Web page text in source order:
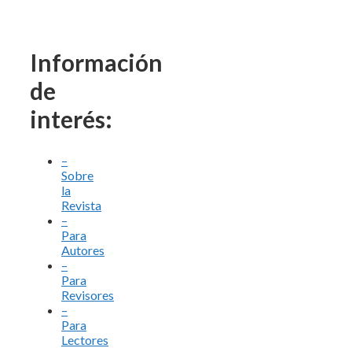
Información
de
interés:
–
Sobre
la
Revista
–
Para
Autores
–
Para
Revisores
–
Para
Lectores